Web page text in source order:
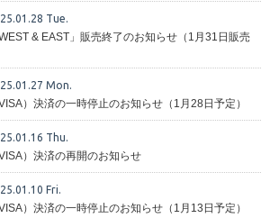
Tue.
& EAST」販売終了のお知らせ（1月31日販売
Mon.
）決済の一時停止のお知らせ（1月28日予定）
Thu.
）決済の再開のお知らせ
Fri.
）決済の一時停止のお知らせ（1月13日予定）